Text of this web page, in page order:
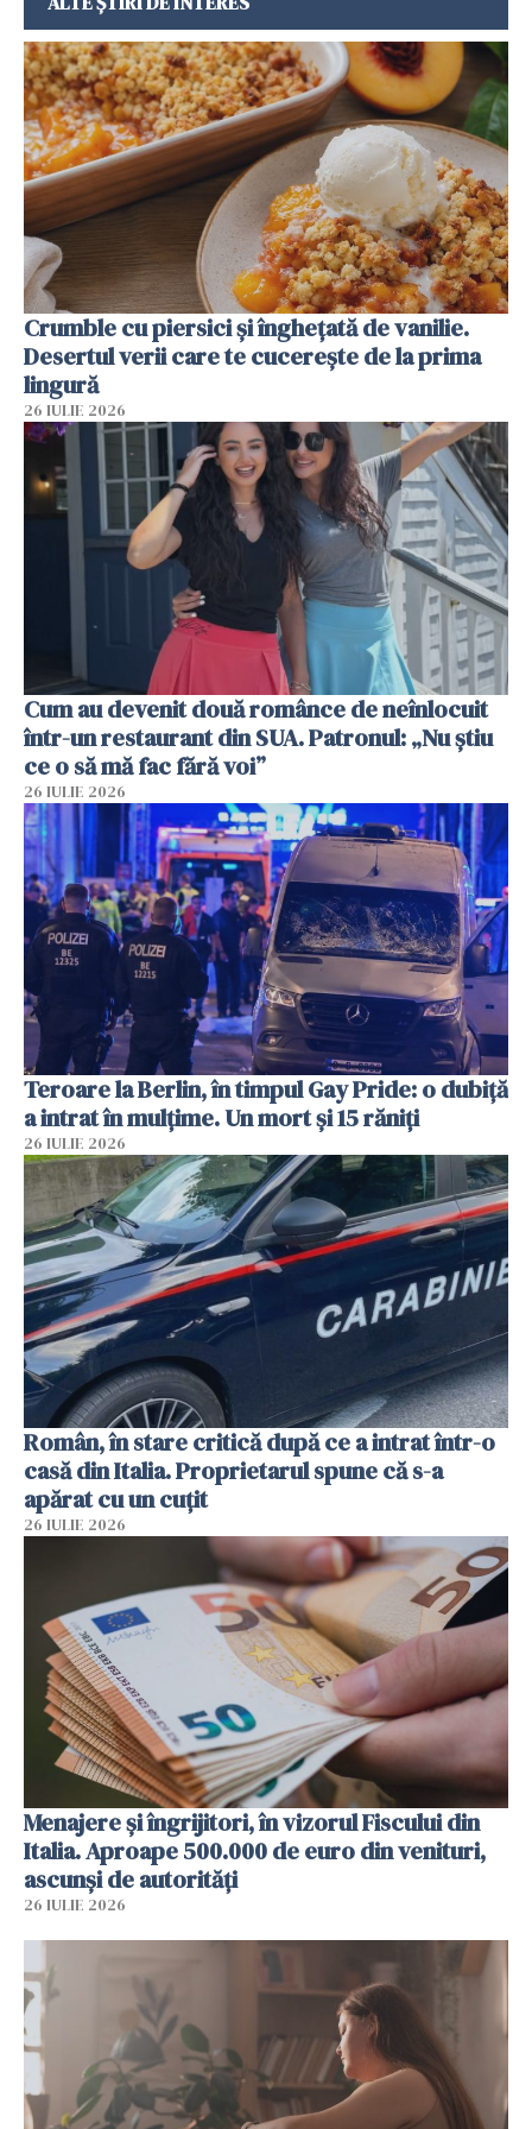
Crumble cu piersici și înghețată de vanilie.
Desertul verii care te cucerește de la prima
lingură
26 IULIE 2026
Cum au devenit două românce de neînlocuit
într-un restaurant din SUA. Patronul: „Nu știu
ce o să mă fac fără voi”
26 IULIE 2026
Teroare la Berlin, în timpul Gay Pride: o dubiță
a intrat în mulțime. Un mort și 15 răniți
26 IULIE 2026
Român, în stare critică după ce a intrat într-o
casă din Italia. Proprietarul spune că s-a
apărat cu un cuțit
26 IULIE 2026
Menajere și îngrijitori, în vizorul Fiscului din
Italia. Aproape 500.000 de euro din venituri,
ascunși de autorități
26 IULIE 2026